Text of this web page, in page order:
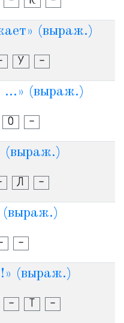
(выраж.)
У -
...» (выраж.)
О -
(выраж.)
Л -
(выраж.)
-
(выраж.)
- Т -